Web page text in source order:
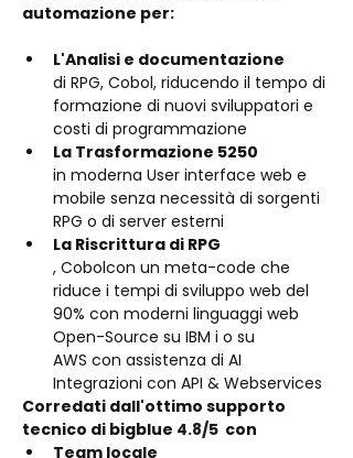
automazione per:
L'Analisi e documentazione
di RPG, Cobol, riducendo il tempo di
formazione di nuovi sviluppatori e
costi di programmazione
La Trasformazione 5250
in moderna User interface web e
mobile senza necessità di sorgenti
RPG o di server esterni
La Riscrittura di RPG
, Cobolcon un meta-code che
riduce i tempi di sviluppo web del
90% con moderni linguaggi web
Open-Source su IBM i o su
AWS con assistenza di AI
Integrazioni con API & Webservices
Corredati dall'ottimo supporto
tecnico di bigblue 4.8/5 con
Team locale